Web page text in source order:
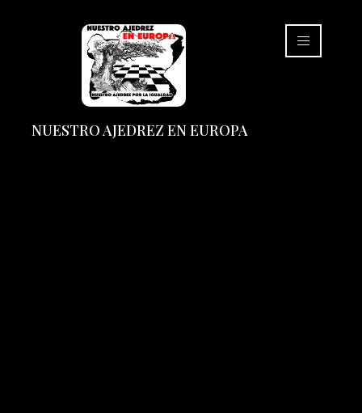
NUESTRO AJEDREZ EN EUROPA